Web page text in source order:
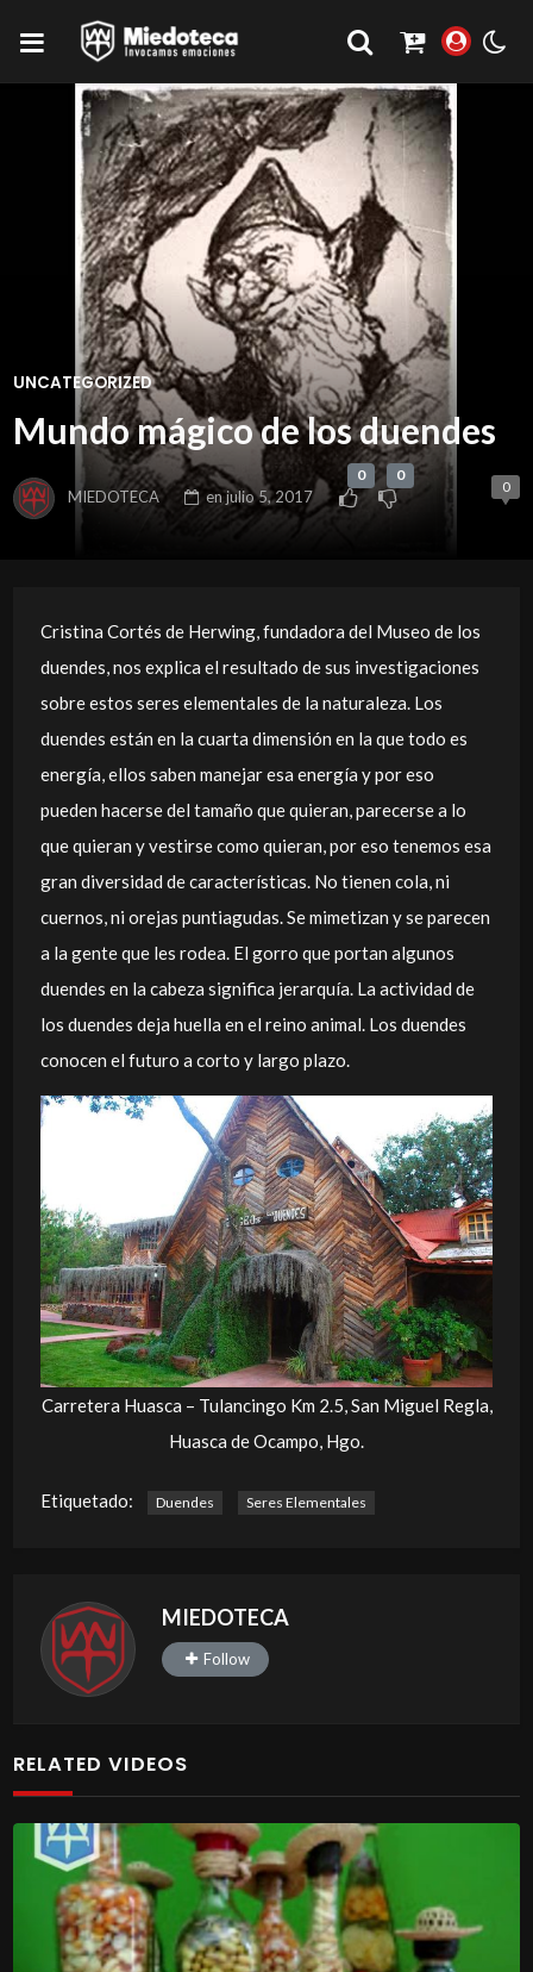
UNCATEGORIZED
Mundo mágico de los duendes
MIEDOTECA enjulio 5, 2017
0 0
0
Cristina Cortés de Herwing, fundadora del Museo de los
duendes, nos explica el resultado de sus investigaciones
sobre estos seres elementales de la naturaleza. Los
duendes están en la cuarta dimensión en la que todo es
energía, ellos saben manejar esa energía y por eso
pueden hacerse del tamaño que quieran, parecerse a lo
que quieran y vestirse como quieran, por eso tenemos esa
gran diversidad de características. No tienen cola, ni
cuernos, ni orejas puntiagudas. Se mimetizan y se parecen
a la gente que les rodea. El gorro que portan algunos
duendes en la cabeza significa jerarquía. La actividad de
los duendes deja huella en el reino animal. Los duendes
conocen el futuro a corto y largo plazo.
Carretera Huasca – Tulancingo Km 2.5, San Miguel Regla,
Huasca de Ocampo, Hgo.
Etiquetado: Duendes Seres Elementales
MIEDOTECA
Follow
RELATED VIDEOS